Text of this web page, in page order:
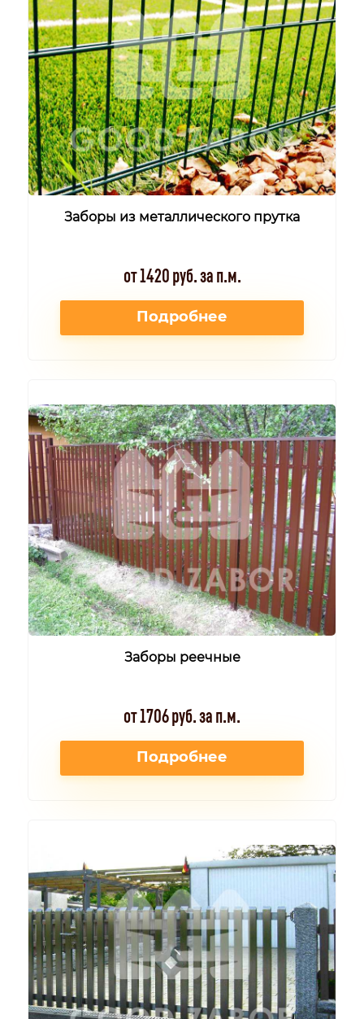
Заборы из металлического прутка
от 1420 руб. за п.м.
Подробнее
Заборы реечные
от 1706 руб. за п.м.
Подробнее